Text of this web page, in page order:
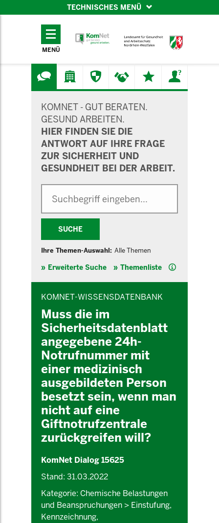
TECHNISCHES MENÜ
TECHNISCHES
MENÜ
KOMNET - GUT BERATEN.
GESUND ARBEITEN.
HIER FINDEN SIE DIE
ANTWORT AUF IHRE FRAGE
ZUR SICHERHEIT UND
GESUNDHEIT BEI DER ARBEIT.
SUCHE
Ihre Themen-Auswahl: Alle Themen
Erweiterte Suche Themenliste Hilfe
KOMNET-WISSENSDATENBANK
Muss die im
Sicherheitsdatenblatt
angegebene 24h-
Notrufnummer mit
einer medizinisch
ausgebildeten Person
besetzt sein, wenn man
nicht auf eine
Giftnotrufzentrale
zurückgreifen will?
KomNet Dialog 15625
Stand: 31.03.2022
Kategorie: Chemische Belastungen
und Beanspruchungen > Einstufung,
Kennzeichnung,